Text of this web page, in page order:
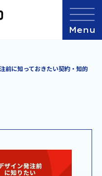
前に知っておきたい契約・知的